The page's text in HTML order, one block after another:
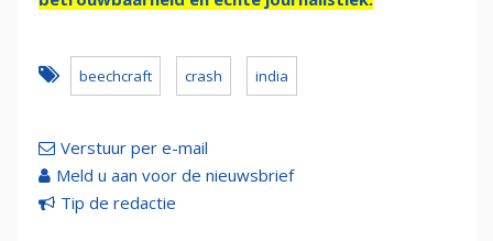
beechcraft crash india
Verstuur per e-mail
Meld u aan voor de nieuwsbrief
Tip de redactie